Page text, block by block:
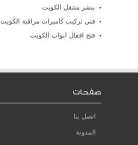
بنشر متنقل الكويت
فني تركيب كاميرات مراقبة الكويت
فتح اقفال ابواب الكويت
صفحات
اتصل بنا
المدونة